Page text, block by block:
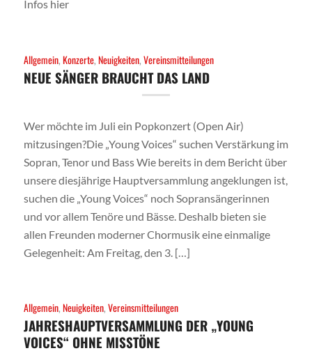
Infos hier
Allgemein,Konzerte,Neuigkeiten,Vereinsmitteilungen
NEUE SÄNGER BRAUCHT DAS LAND
Wer möchte im Juli ein Popkonzert (Open Air)
mitzusingen?Die „Young Voices“ suchen Verstärkung im
Sopran, Tenor und Bass Wie bereits in dem Bericht über
unsere diesjährige Hauptversammlung angeklungen ist,
suchen die „Young Voices“ noch Sopransängerinnen
und vor allem Tenöre und Bässe. Deshalb bieten sie
allen Freunden moderner Chormusik eine einmalige
Gelegenheit: Am Freitag, den 3. […]
Allgemein,Neuigkeiten,Vereinsmitteilungen
JAHRESHAUPTVERSAMMLUNG DER „YOUNG
VOICES“ OHNE MISSTÖNE